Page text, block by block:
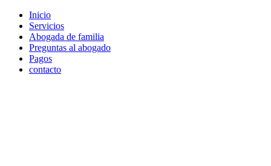
Skip
content
Inicio
Servicios
Abogada de familia
Preguntas al abogado
Pagos
contacto